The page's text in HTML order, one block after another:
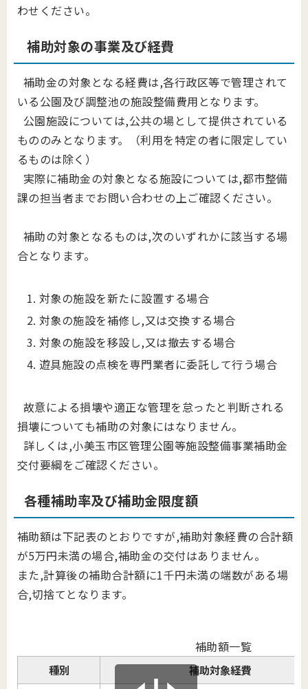
わせください。
補助対象の事業及び経費
補助金の対象となる経費は,各行政区等で管理されて
いる公園及び調整池の施設整備費用となります。
公園施設については,公共の場として提供されている
もののみとなります。（利用を特定の者に限定してい
るものは除く）
実際に補助金の対象となる施設については,都市整備
課の担当者までお問い合わせの上ご確認ください。
補助の対象となるものは,次のいずれかに該当する場
合となります。
対象の施設を新たに設置する場合
対象の施設を補修し,又は交換する場合
対象の施設を移設し,又は撤去する場合
遊具施設の点検を専門業者に委託して行う場合
故意による損壊や適正な管理を怠ったと判断される
損壊についても補助の対象にはなりません。
詳しくは,小美玉市区管理公園等施設整備事業補助金
交付要綱をご確認ください。
各種補助率及び補助金限度額
補助額は下記表のとおりですが,補助対象経費の合計額
が5万円未満の場合,補助金の交付はありません。
また,計算後の補助合計額に1千円未満の端数がある場
合,切捨てとなります。
補助額一覧
種別 補助対象経費